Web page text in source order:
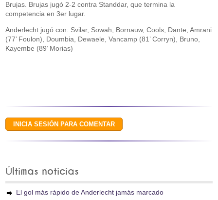
Brujas. Brujas jugó 2-2 contra Standdar, que termina la
competencia en 3er lugar.
Anderlecht jugó con: Svilar, Sowah, Bornauw, Cools, Dante, Amrani
(77’ Foulon), Doumbia, Dewaele, Vancamp (81’ Corryn), Bruno,
Kayembe (89’ Morias)
Últimas noticias
El gol más rápido de Anderlecht jamás marcado